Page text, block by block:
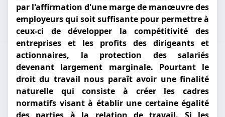
par l'affirmation d'une marge de manœuvre des
employeurs qui soit suffisante pour permettre à
ceux-ci de développer la compétitivité des
entreprises et les profits des dirigeants et
actionnaires, la protection des salariés
devenant largement marginale. Pourtant le
droit du travail nous paraît avoir une finalité
naturelle qui consiste à créer les cadres
normatifs visant à établir une certaine égalité